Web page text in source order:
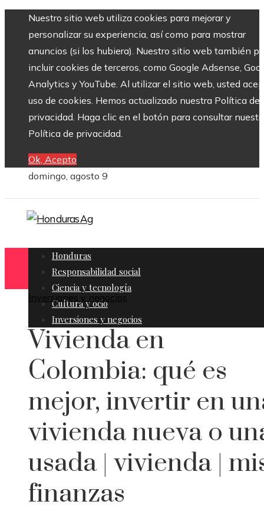
Nuestro sitio web utiliza cookies para mejorar y
personalizar su experiencia, así como para mostrar
anuncios (si los hubiera). Nuestro sitio web también
incluir cookies de terceros, como Google Adsense,
Analytics y YouTube. Al utilizar el sitio web, usted
uso de cookies. Hemos actualizado nuestra Política de
privacidad. Haga clic en el botón para consultar
Política de privacidad.
Ok, Acepto
domingo, agosto 9
Honduras
Responsabilidad social
Ciencia y tecnología
Cultura y ocio
Inversiones y negocios
Inversiones y negocios
Vivienda en
Colombia: qué es
mejor, invertir en
vivienda nueva o
usada | vivienda |
finanzas